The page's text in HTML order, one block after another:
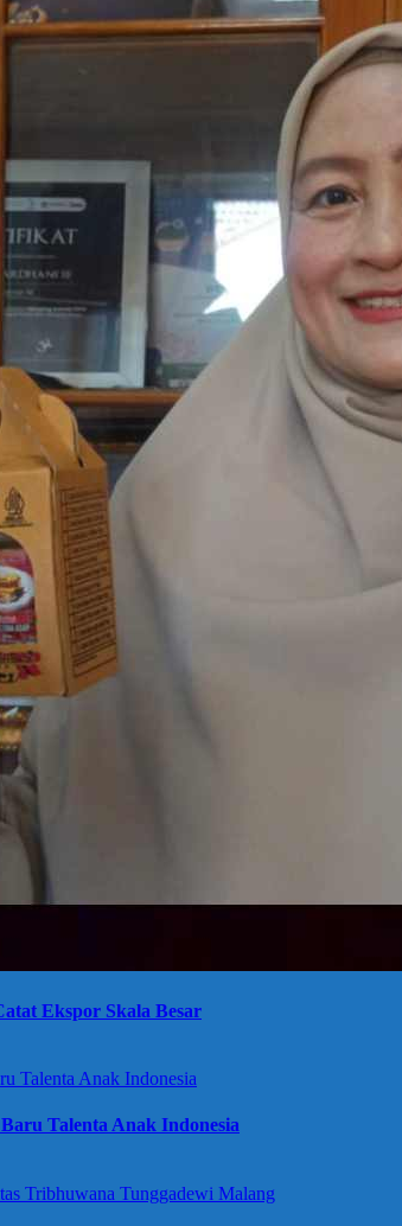
Ekspor Skala Besar
Talenta Anak Indonesia